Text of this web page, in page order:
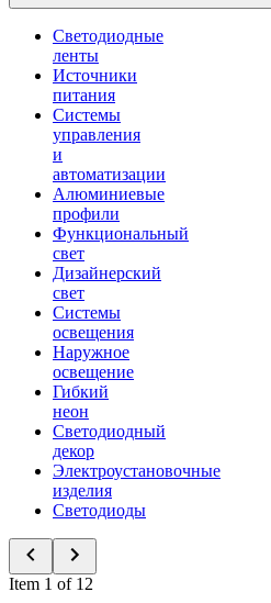
Светодиодные
ленты
Источники
питания
Системы
управления
и
автоматизации
Алюминиевые
профили
Функциональный
свет
Дизайнерский
свет
Системы
освещения
Наружное
освещение
Гибкий
неон
Светодиодный
декор
Электроустановочные
изделия
Светодиоды
Item 1 of 12